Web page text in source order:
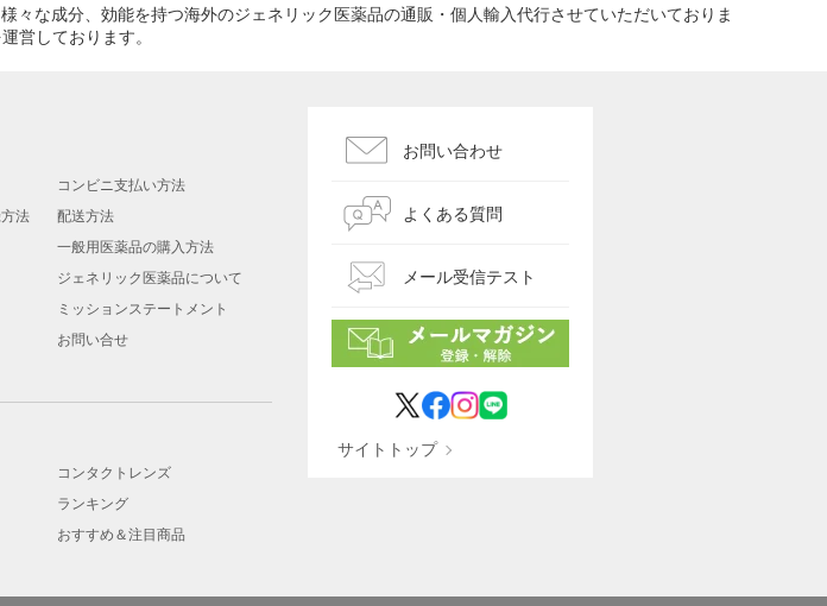
な成分、効能を持つ海外のジェネリック医薬品の通販・個人輸入代行させていただいておりま
営しております。
コンビニ支払い方法
法
配送方法
一般用医薬品の購入方法
ジェネリック医薬品について
ミッションステートメント
お問い合せ
コンタクトレンズ
ランキング
おすすめ＆注目商品
お問い合わせ
よくある質問
メール受信テスト
サイトトップ